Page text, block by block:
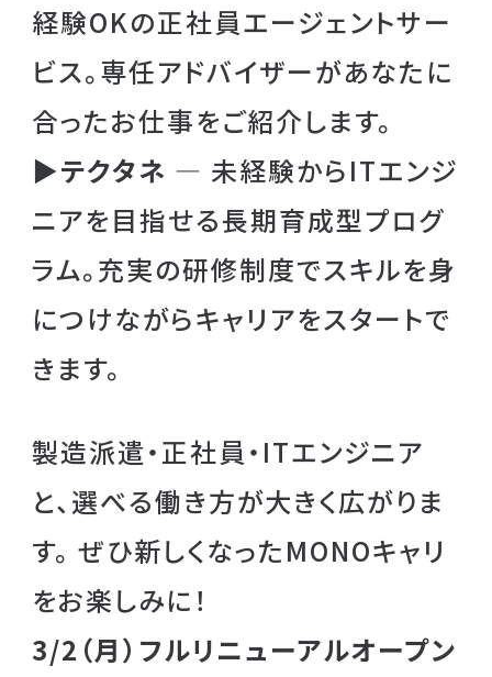
経験OKの正社員エージェントサー
ビス。専任アドバイザーがあなたに
合ったお仕事をご紹介します。
▶テクタネ — 未経験からITエンジ
ニアを目指せる長期育成型プログ
ラム。充実の研修制度でスキルを身
につけながらキャリアをスタートで
きます。
製造派遣・正社員・ITエンジニア
と、選べる働き方が大きく広がりま
す。 ぜひ新しくなったMONOキャリ
をお楽しみに！
3/2（月）フルリニューアルオープン